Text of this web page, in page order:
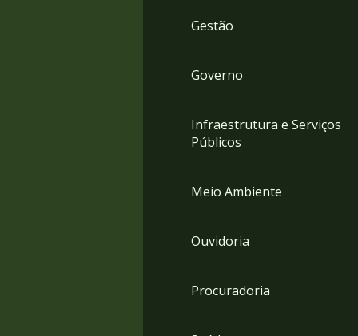
Gestão
Governo
Infraestrutura e Serviços
Públicos
Meio Ambiente
Ouvidoria
Procuradoria